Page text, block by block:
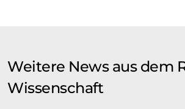
Weitere News aus dem
Wissenschaft